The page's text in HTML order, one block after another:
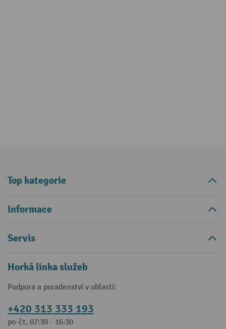
Top kategorie
Informace
Servis
Horká linka služeb
Podpora a poradenství v oblasti:
+420 313 333 193
po-čt, 07:30 - 16:30